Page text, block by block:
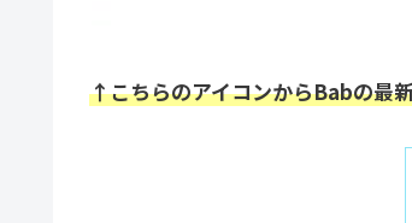
↑こちらのアイコンからBabの最